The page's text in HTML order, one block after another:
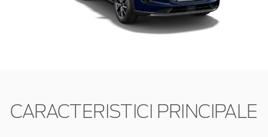
CARACTERISTICI PRINCIPALE